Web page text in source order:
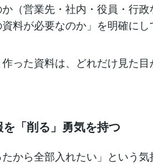
（営業先・社内・役員・行
料が必要なのか」を明確にし
った資料は、どれだけ見た
「削る」勇気を持つ
たから全部入れたい」という